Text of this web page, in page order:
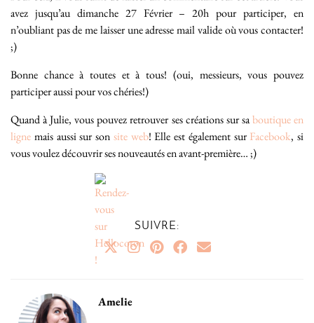
avez jusqu’au dimanche 27 Février – 20h pour participer, en
n’oubliant pas de me laisser une adresse mail valide où vous contacter!
;)
Bonne chance à toutes et à tous! (oui, messieurs, vous pouvez
participer aussi pour vos chéries!)
Quand à Julie, vous pouvez retrouver ses créations sur saboutique en
ligne mais aussi sur son site web! Elle est également sur Facebook, si
vous voulez découvrir ses nouveautés en avant-première… ;)
SUIVRE:
Amelie